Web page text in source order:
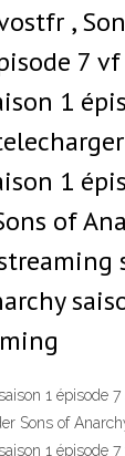
,
7
1
1
of
1 épisode
Sons of
1 épisode